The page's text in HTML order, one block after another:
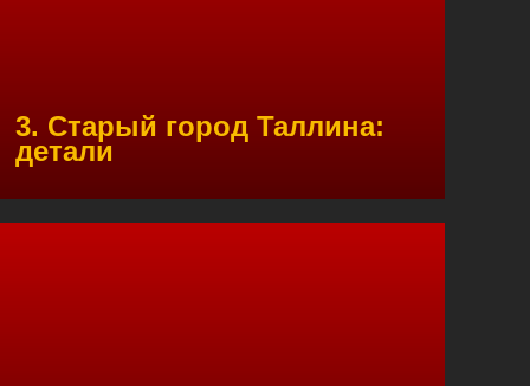
3. Старый город Таллина:
детали